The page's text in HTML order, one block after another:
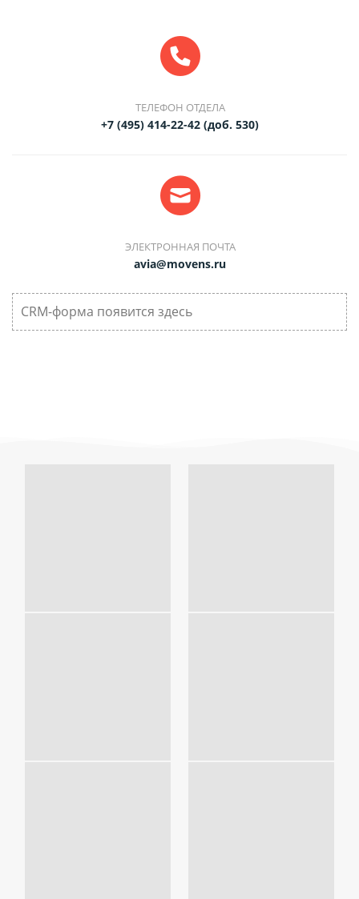
CRM-форма появится здесь
ТЕЛЕФОН ОТДЕЛА
+7 (495) 414-22-42 (доб. 530)
ЭЛЕКТРОННАЯ ПОЧТА
avia@movens.ru